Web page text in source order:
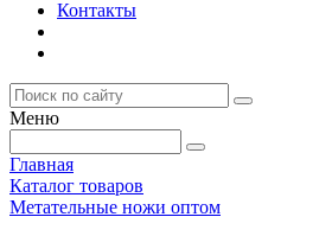
Контакты
Меню
Главная
Каталог товаров
Метательные ножи оптом